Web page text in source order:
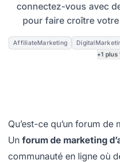
connectez-vous avec
pour faire croître
AffiliateMarketing
+1 plus
Qu’est-ce qu’un forum de
Un forum de marketing
communauté en ligne où